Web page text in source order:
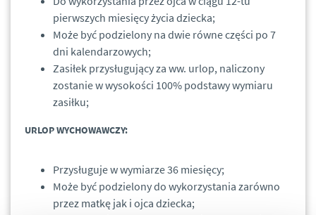
pierwszych miesięcy życia dziecka;
Może być podzielony na dwie równe części po 7
dni kalendarzowych;
Zasiłek przysługujący za ww. urlop, naliczony
zostanie w wysokości 100% podstawy wymiaru
zasiłku;
URLOP WYCHOWAWCZY:
Przysługuje w wymiarze 36 miesięcy;
Może być podzielony do wykorzystania zarówno
przez matkę jak i ojca dziecka;